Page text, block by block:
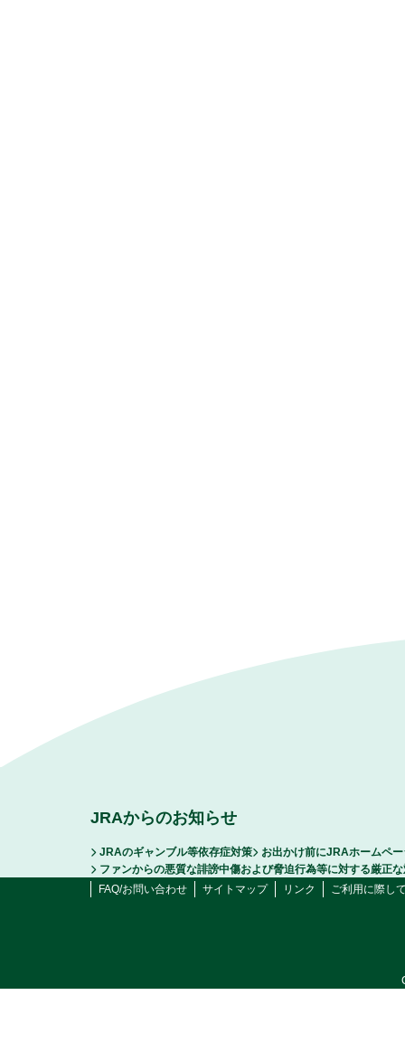
JRAからのお知らせ
JRAのギャンブル等依存症対策
お出かけ前にJRAホームペ
ファンからの悪質な誹謗中傷および脅迫行為等に対する厳正
FAQ/お問い合わせ
サイトマップ リンク ご利用に際し